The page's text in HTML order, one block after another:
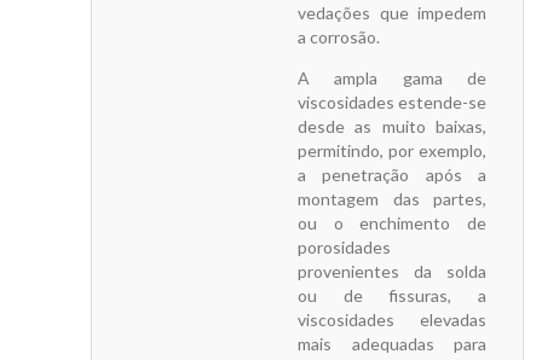
vedações que impedem
a corrosão.
A ampla gama de
viscosidades estende-se
desde as muito baixas,
permitindo, por exemplo,
a penetração após a
montagem das partes,
ou o enchimento de
porosidades
provenientes da solda
ou de fissuras, a
viscosidades elevadas
mais adequadas para